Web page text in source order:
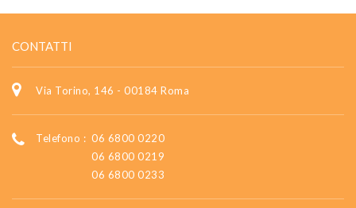
CONTATTI
Via Torino, 146 - 00184 Roma
Telefono : 06 6800 0220
06 6800 0219
06 6800 0233